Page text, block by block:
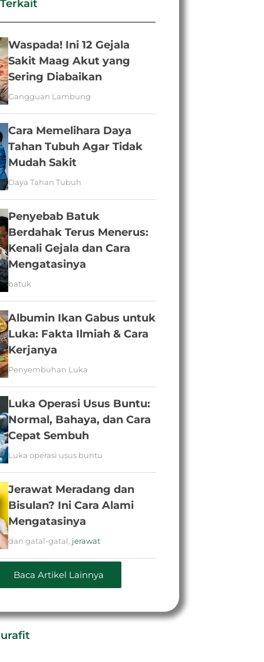
Waspada! Ini 12 Gejala
Sakit Maag Akut yang
Sering Diabaikan
Gangguan Lambung
Cara Memelihara Daya
Tahan Tubuh Agar Tidak
Mudah Sakit
Daya Tahan Tubuh
Penyebab Batuk
Berdahak Terus Menerus:
Kenali Gejala dan Cara
Mengatasinya
batuk
Albumin Ikan Gabus untuk
Luka: Fakta Ilmiah & Cara
Kerjanya
Penyembuhan Luka
Luka Operasi Usus Buntu:
Normal, Bahaya, dan Cara
Cepat Sembuh
Luka operasi usus buntu
Jerawat Meradang dan
Bisulan? Ini Cara Alami
Mengatasinya
dan gatal-gatal, jerawat
Baca Artikel Lainnya